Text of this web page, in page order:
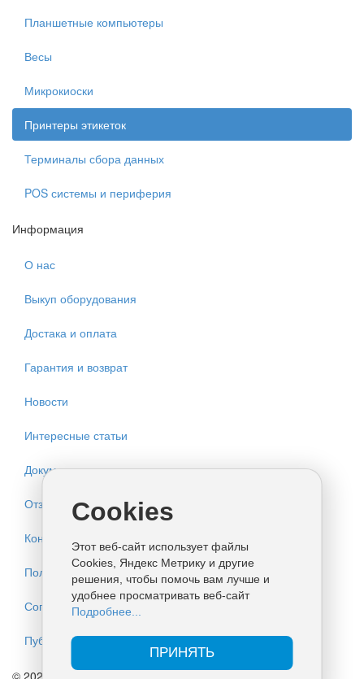
Планшетные компьютеры
Весы
Микрокиоски
Принтеры этикеток
Терминалы сбора данных
POS системы и периферия
Информация
О нас
Выкуп оборудования
Достака и оплата
Гарантия и возврат
Новости
Интересные статьи
Документация
Отзывы
Контакты
Политика конфиденциальности
Согласие на обработку персональных данных
Публичная оферта
Cookies
Этот веб-сайт использует файлы
Cookies, Яндекс Метрику и другие
решения, чтобы помочь вам лучше и
удобнее просматривать веб-сайт
Подробнее...
ПРИНЯТЬ
© 2026 ИП КУЛАКОВ. Все права защищены